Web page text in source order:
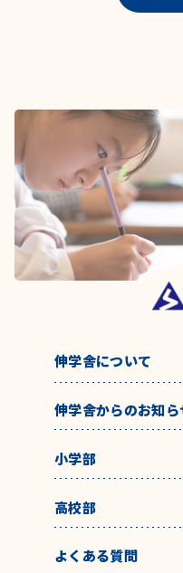
伸学舎について
伸学舎からのお知ら
小学部
高校部
よくある質問